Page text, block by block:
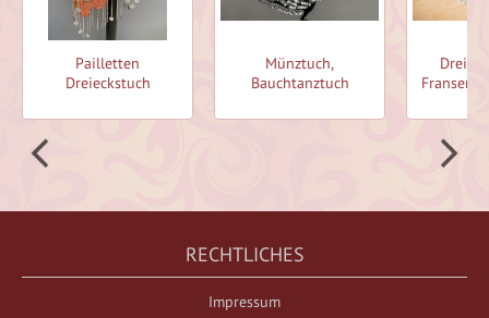
Pailletten
Dreieckstuch
Münztuch,
Bauchtanztuch
Fransen
RECHTLICHES
Impressum